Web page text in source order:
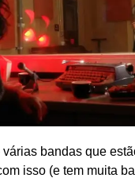
bandas que
isso (e tem muita